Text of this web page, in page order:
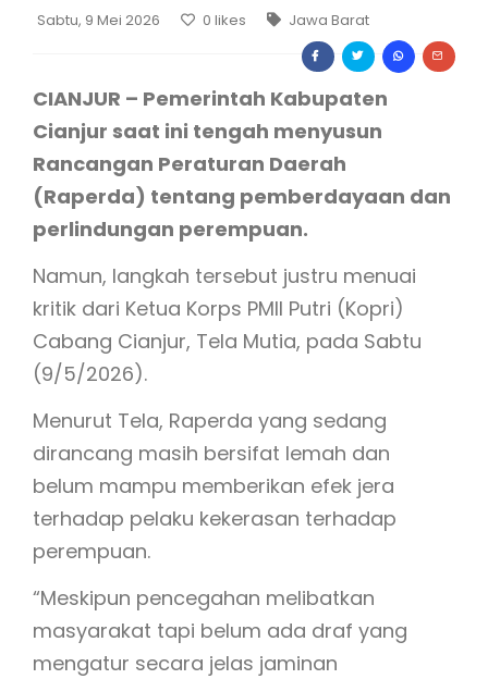
Sabtu, 9 Mei 2026 0 likes Jawa Barat
CIANJUR – Pemerintah Kabupaten
Cianjur saat ini tengah menyusun
Rancangan Peraturan Daerah
(Raperda) tentang pemberdayaan dan
perlindungan perempuan.
Namun, langkah tersebut justru menuai
kritik dari Ketua Korps PMII Putri (Kopri)
Cabang Cianjur, Tela Mutia, pada Sabtu
(9/5/2026).
Menurut Tela, Raperda yang sedang
dirancang masih bersifat lemah dan
belum mampu memberikan efek jera
terhadap pelaku kekerasan terhadap
perempuan.
“Meskipun pencegahan melibatkan
masyarakat tapi belum ada draf yang
mengatur secara jelas jaminan